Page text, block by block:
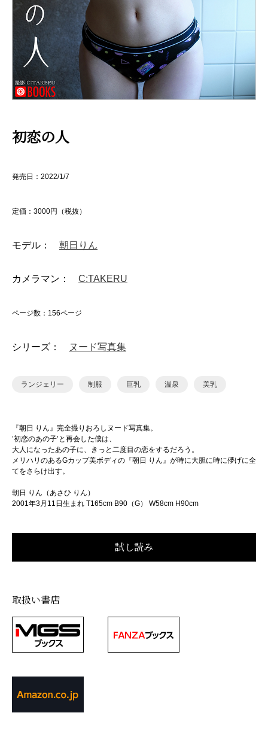
初恋の人
発売日：2022/1/7
定価：3000円（税抜）
モデル： 朝日りん
カメラマン： C:TAKERU
ページ数：156ページ
シリーズ： ヌード写真集
ランジェリー 制服 巨乳 温泉 美乳
『朝日 りん』完全撮りおろしヌード写真集。
’初恋のあの子’と再会した僕は、
大人になったあの子に、きっと二度目の恋をするだろう。
メリハリのあるGカップ美ボディの『朝日 りん』が時に大胆に時に儚げに全
てをさらけ出す。
朝日 りん（あさひ りん）
2001年3月11日生まれ T165cm B90（G） W58cm H90cm
取扱い書店